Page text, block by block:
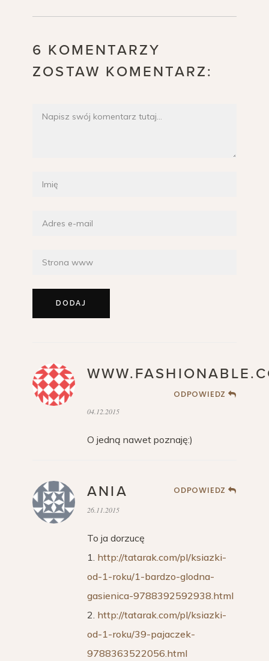
6 KOMENTARZY
ZOSTAW KOMENTARZ:
ODPOWIEDZ
04.12.2015
O jedną nawet poznaję:)
ANIA ODPOWIEDZ
26.11.2015
To ja dorzucę
1. http://tatarak.com/pl/ksiazki-
od-1-roku/1-bardzo-glodna-
gasienica-9788392592938.html
2. http://tatarak.com/pl/ksiazki-
od-1-roku/39-pajaczek-
9788363522056.html